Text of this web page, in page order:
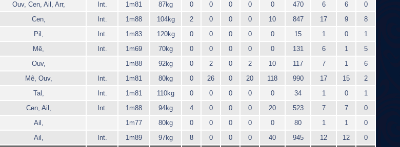
Ouv, Cen, Ail, Arr, Int. 1m81 87kg 0 0 0 0 0 470 6 6
0
Cen, Int. 1m88 104kg 2 0 0 0 10 847 17 9
8
Pil, Int. 1m83 120kg 0 0 0 0 0 15 1 0
1
Mê, Int. 1m69 70kg 0 0 0 0 0 131 6 1
5
Ouv, 1m88 92kg 0 2 0 2 10 117 7 1
6
Mê, Ouv, Int. 1m81 80kg 0 26 0 20 118 990 17 15
2
Tal, Int. 1m81 110kg 0 0 0 0 0 34 1 0
1
Cen, Ail, Int. 1m88 94kg 4 0 0 0 20 523 7 7
0
Ail, 1m77 80kg 0 0 0 0 0 80 1 1
0
Ail, Int. 1m89 97kg 8 0 0 0 40 945 12 12
0